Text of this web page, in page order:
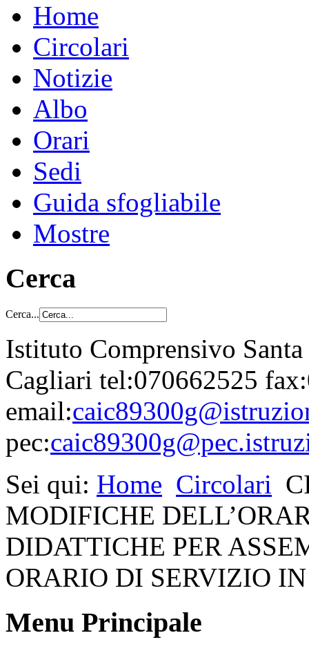
Home
Circolari
Notizie
Albo
Orari
Sedi
Guida sfogliabile
Mostre
Cerca
Cerca...
Istituto Comprensivo
Cagliari tel:070662525
email:
pec:
Sei qui: Home Circolari
MODIFICHE
DIDATTICHE PER
ORARIO DI SERVIZIO
Menu Principale